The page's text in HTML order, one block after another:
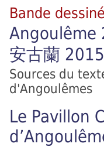
Bande
Angoulême
安古蘭
Sources du
d'Angoulêmes
Le Pavillon